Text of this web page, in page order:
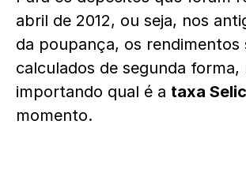
abril de 2012, ou seja, nos
da poupança, os rendimentos
calculados de segunda forma,
importando qual é a taxa Selic
momento.